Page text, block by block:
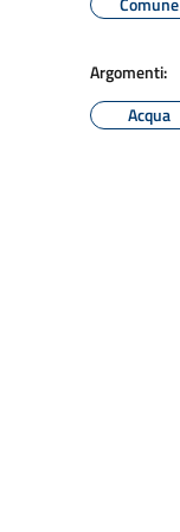
Argomenti:
Acqua